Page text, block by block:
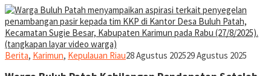
Berita, Karimun, Kepulauan Riaujurnal
28 Agustus 202529 Agustus 2025